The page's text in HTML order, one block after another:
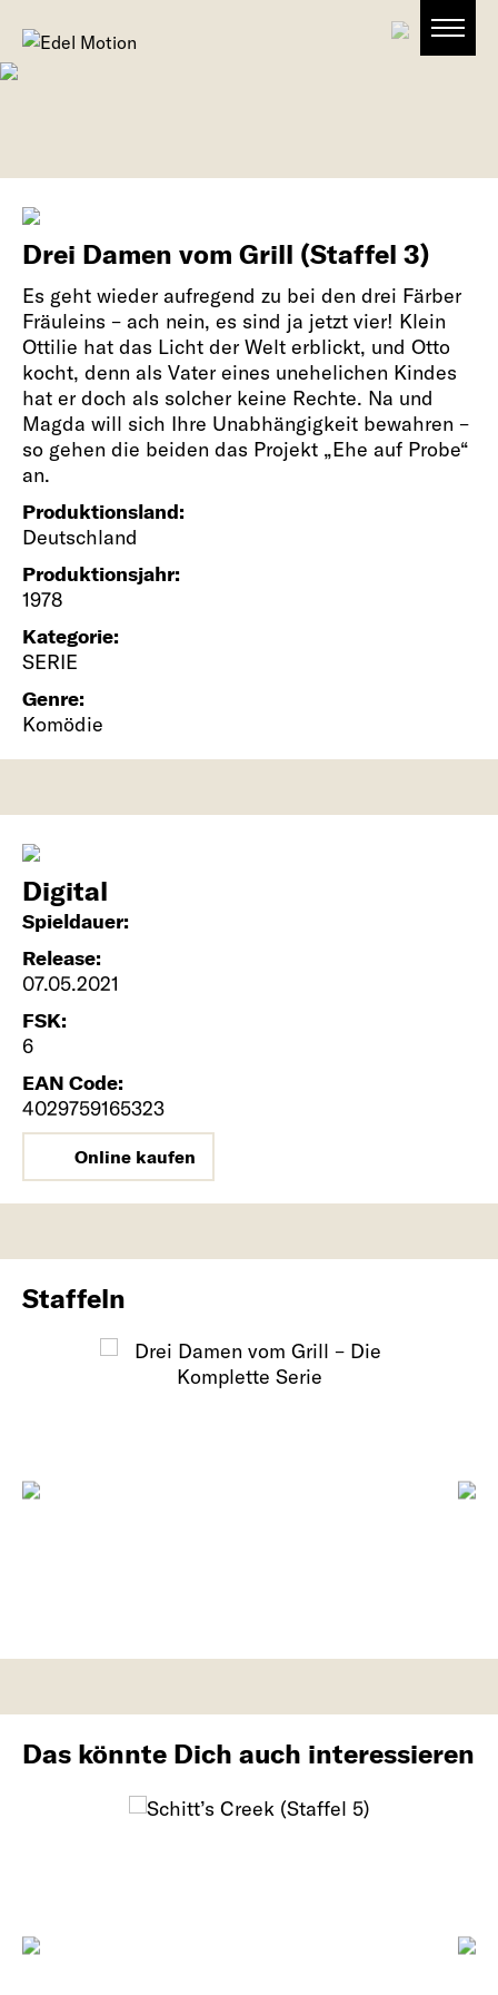
Drei Damen vom Grill (Staffel 3)
Es geht wieder aufregend zu bei den drei Färber
Fräuleins – ach nein, es sind ja jetzt vier! Klein
Ottilie hat das Licht der Welt erblickt, und Otto
kocht, denn als Vater eines unehelichen Kindes
hat er doch als solcher keine Rechte. Na und
Magda will sich Ihre Unabhängigkeit bewahren –
so gehen die beiden das Projekt „Ehe auf Probe“
an.
Produktionsland:
Deutschland
Produktionsjahr:
1978
Kategorie:
SERIE
Genre:
Komödie
Digital
Spieldauer:
Release:
07.05.2021
FSK:
6
EAN Code:
4029759165323
Online kaufen
Staffeln
Das könnte Dich auch interessieren